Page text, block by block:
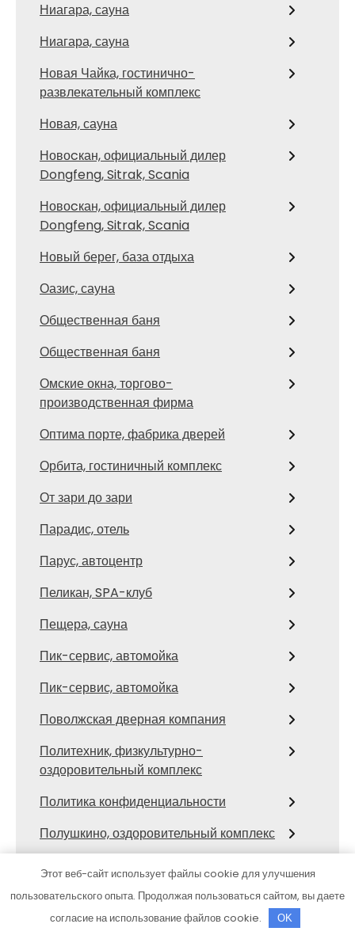
Ниагара, сауна
Ниагара, сауна
Новая Чайка, гостинично-
развлекательный комплекс
Новая, сауна
Новоcкан, официальный дилер
Dongfeng, Sitrak, Scania
Новоcкан, официальный дилер
Dongfeng, Sitrak, Scania
Новый берег, база отдыха
Оазис, сауна
Общественная баня
Общественная баня
Омские окна, торгово-
производственная фирма
Оптима порте, фабрика дверей
Орбита, гостиничный комплекс
От зари до зари
Парадис, отель
Парус, автоцентр
Пеликан, SPA-клуб
Пещера, сауна
Пик-сервис, автомойка
Пик-сервис, автомойка
Поволжская дверная компания
Политехник, физкультурно-
оздоровительный комплекс
Политика конфиденциальности
Полушкино, оздоровительный комплекс
Помощь на дороге, эвакуация
Премьер Авто Nissan
Этот веб-сайт использует файлы cookie для улучшения
пользовательского опыта. Продолжая пользоваться сайтом, вы даете
согласие на использование файлов cookie.
OK